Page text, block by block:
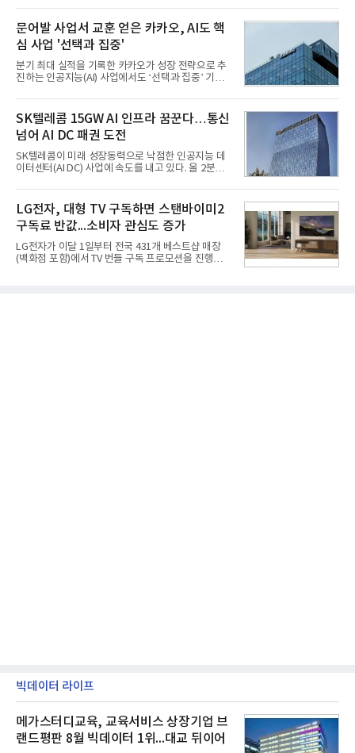
동기 대
이뤄졌다. 이후 2012년 한국형 구축함(KDX-1) 이상
의 함정에 실전 배치됐다.그해 7월 해군은 동해상에서
성능 검증을 위해 홍상어 시험발사를 실시했다. 이때
홍상어가 목표 지점에서 입수한 후 표적을 타격하지
못하고 물속에서 멈춰버리는 예상 밖의 일이 벌어졌
다. 2차 품질확인 사격 시험에서도 만족스러운 결과를
얻지 못했다. 완벽한 신뢰성 확보를 위해 LIG넥스원은
분야를
문어발 사업서 교훈 얻은 카카오, AI도 핵
심 사업 '선택과 집중'
분기 최대 실적을 기록한 카카오가 성장 전략으로 추
진하는 인공지능(AI) 사업에서도 ‘선택과 집중’ 기조
라 투자에 나서는 것과 달리, 카카오는 ‘카카오톡’이
라는 플랫폼 경쟁력을 활용한 AI 에이전트 서비스에
집중하는 전략이다. 과거 무리한 사업 확장 과정에서
겪었던 시행착오를 되풀이하지 않고 핵심 역량에 집
중하겠다는 취지로 풀이된다.7일 업계에 따르면 카카
오는 올해 2분기 연결 기준 매출 2조985억원, 영업이
익 2770억원을 기록했다. 전년 동기 대비 매출과 영업
은 4884억
SK텔레콤 15GW AI 인프라 꿈꾼다…통신
넘어 AI DC 패권 도전
SK텔레콤이 미래 성장동력으로 낙점한 인공지능 데
이터센터(AI DC) 사업에 속도를 내고 있다. 올 2분기
는 2035년까지 총 15GW(기가와트) 규모의 AI DC를
구축하겠다는 대형 청사진을 제시하면서다. 이에 따
라 경쟁 구도 역시 이동통신사인 KT, LG유플러스를
넘어 네이버, 삼성SDS 등 IT 인프라 기업으로 확장되
고 있다.7일 SK텔레콤에 따르면 회사는 올해 2분기
연결 기준 매출 4조 3591억원, 영업이익 5660억원을
기록했다. 매출은 전년 동기 대비 0.5%, 영업이익은
LG전자, 대형 TV 구독하면 스탠바이미2
구독료 반값...소비자 관심도 증가
LG전자가 이달 1일부터 전국 431개 베스트샵 매장
(백화점 포함)에서 TV 번들 구독 프로모션을 진행하고
빅데이터 라이프
메가스터디교육, 교육서비스 상장기업 브
랜드평판 8월 빅데이터 1위...대교 뒤이어